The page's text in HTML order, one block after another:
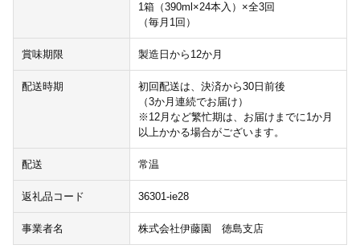
1箱（390ml×24本入）×全3回
（毎月1回）
賞味期限 製造日から12か月
配送時期
初回配送は、決済から30日前後
（3か月連続でお届け）
※12月など繁忙期は、お届けまでに1か月
以上かかる場合がございます。
配送 常温
返礼品コード 36301-ie28
事業者名 株式会社伊藤園 徳島支店